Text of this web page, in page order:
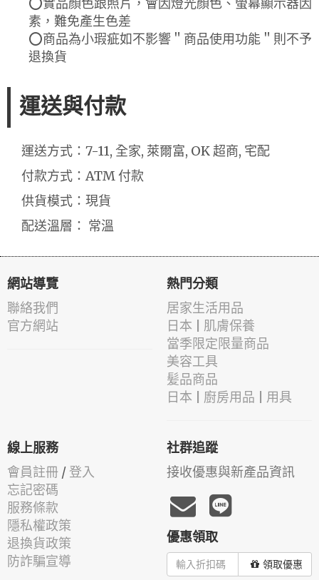
素，難免產生色差
⭕商品為小瑕疵如不影響＂商品使用功能＂則不予
退換貨
運送與付款
運送方式：7-11, 全家, 萊爾富, OK 超商, 宅配
付款方式：ATM 付款
供貨模式：現貨
配送溫層： 常溫
網站導覽
聯絡我們
官方網站
熱門分類
居家生活用品
日本 | 肌膚保養
當季限定限量商品
美容工具
髪品商品
日本 | 廚房用品 | 用具
線上服務
會員註冊 / 登入
忘記密碼
服務條款
隱私權政策
退換貨政策
防詐騙宣導
社群追蹤
接收優惠與新產品資訊
優惠領取
領取優惠